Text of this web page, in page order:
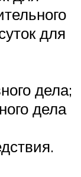
для
дела;
дела